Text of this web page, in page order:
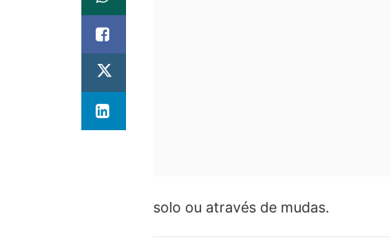
solo ou através de mudas.